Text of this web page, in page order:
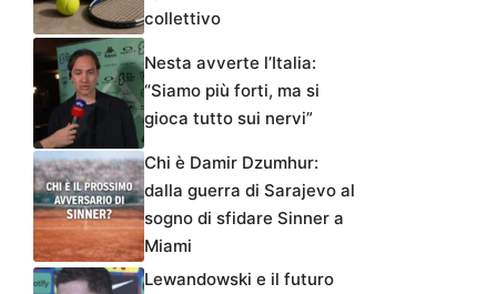
collettivo
Nesta avverte l’Italia:
“Siamo più forti, ma si
gioca tutto sui nervi”
Chi è Damir Dzumhur:
dalla guerra di Sarajevo al
sogno di sfidare Sinner a
Miami
Lewandowski e il futuro